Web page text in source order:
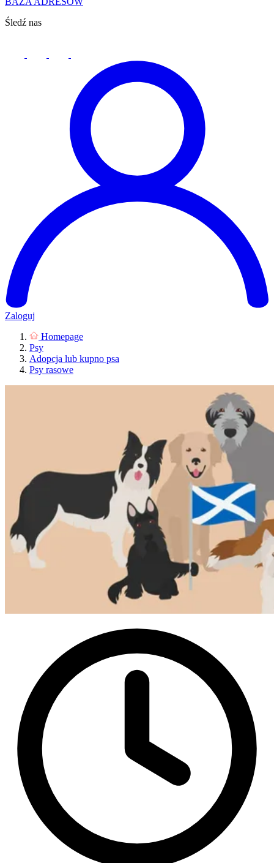
Śledź nas
Zaloguj
Homepage
Psy
Adopcja lub kupno psa
Psy rasowe